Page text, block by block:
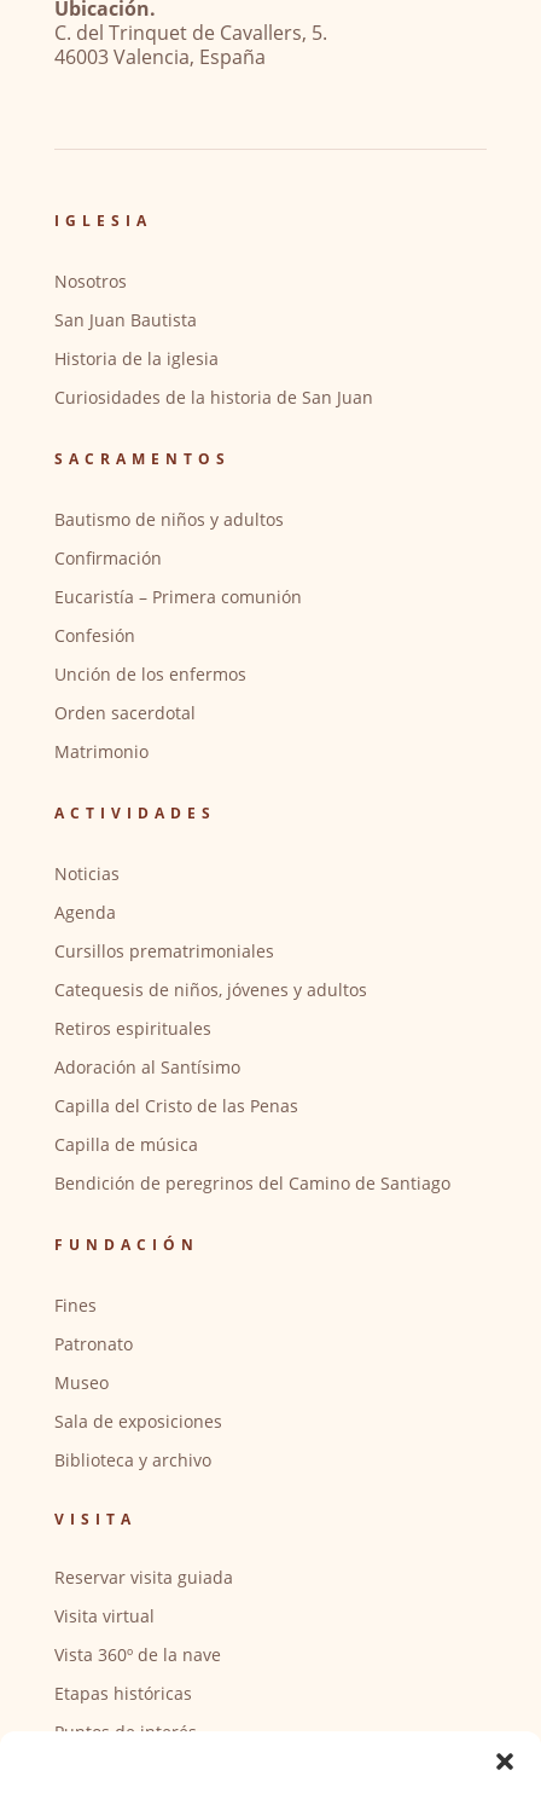
Ubicación.
C. del Trinquet de Cavallers, 5.
46003 Valencia, España
IGLESIA
Nosotros
San Juan Bautista
Historia de la iglesia
Curiosidades de la historia de San Juan
SACRAMENTOS
Bautismo de niños y adultos
Confirmación
Eucaristía – Primera comunión
Confesión
Unción de los enfermos
Orden sacerdotal
Matrimonio
ACTIVIDADES
Noticias
Agenda
Cursillos prematrimoniales
Catequesis de niños, jóvenes y adultos
Retiros espirituales
Adoración al Santísimo
Capilla del Cristo de las Penas
Capilla de música
Bendición de peregrinos del Camino de Santiago
FUNDACIÓN
Fines
Patronato
Museo
Sala de exposiciones
Biblioteca y archivo
VISITA
Reservar visita guiada
Visita virtual
Vista 360º de la nave
Etapas históricas
Puntos de interés